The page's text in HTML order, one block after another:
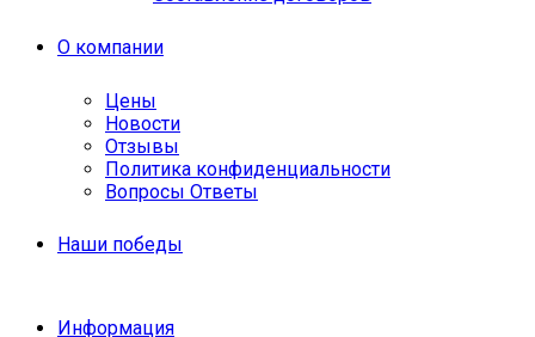
О компании
Цены
Новости
Отзывы
Политика конфиденциальности
Вопросы Ответы
Наши победы
Информация